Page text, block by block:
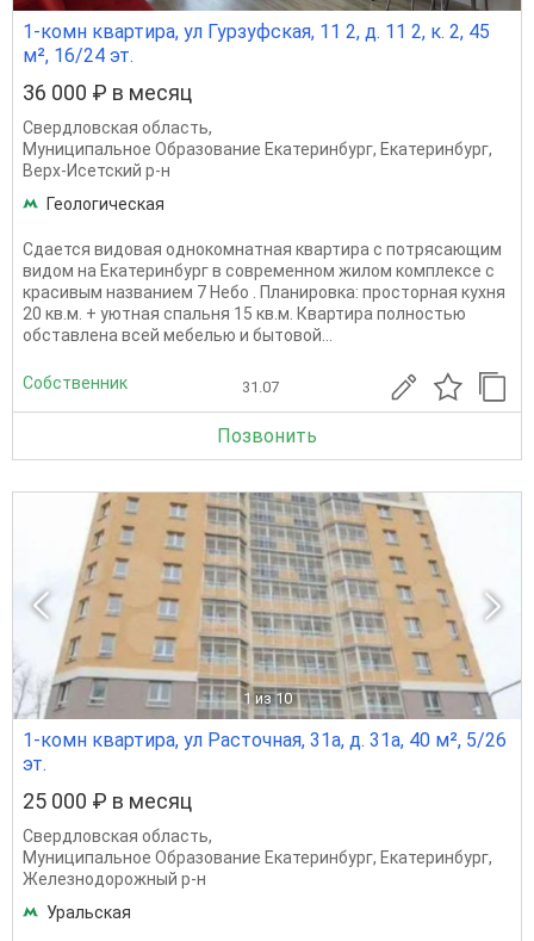
1-комн квартира, ул Гурзуфская, 11 2, д. 11 2, к. 2, 45
м², 16/24 эт.
36 000 ₽ в месяц
Свердловская область,
Муниципальное Образование Екатеринбург, Екатеринбург,
Верх-Исетский р-н
Геологическая
Сдается видовая однокомнатная квартира с потрясающим
видом на Екатеринбург в современном жилом комплексе с
красивым названием 7 Небо . Планировка: просторная кухня
20 кв.м. + уютная спальня 15 кв.м. Квартира полностью
обставлена всей мебелью и бытовой...
Собственник 31.07
Позвонить
1 из 10
1-комн квартира, ул Расточная, 31а, д. 31а, 40 м², 5/26
эт.
25 000 ₽ в месяц
Свердловская область,
Муниципальное Образование Екатеринбург, Екатеринбург,
Железнодорожный р-н
Уральская